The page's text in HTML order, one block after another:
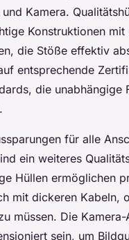
Kamera.
Konstruktionen
die Stöße effektiv
entsprechende
die unabhängige
für alle
ein weiteres
Hüllen ermöglichen
mit dickeren Kabeln,
müssen. Die
sein, um